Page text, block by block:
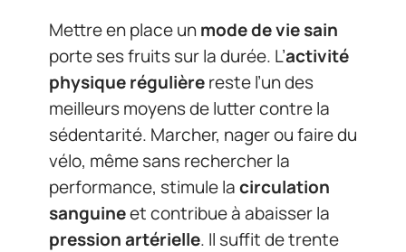
Mettre en place unmode de vie sain
porte ses fruits sur la durée. L’activité
physique régulièrereste l’un des
meilleurs moyens de lutter contre la
sédentarité. Marcher, nager ou faire du
vélo, même sans rechercher la
performance, stimule lacirculation
sanguineet contribue à abaisser la
pression artérielle. Il suffit de trente